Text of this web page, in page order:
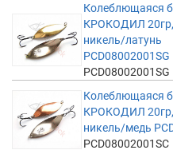
Колеблющаяся
КРОКОДИЛ
никель/латунь
PCD08002001SG
PCD08002001SG
Колеблющаяся
КРОКОДИЛ
никель/медь
PCD08002001SC